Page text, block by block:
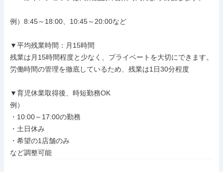
例）8:45～18:00、10:45～20:00など
▼平均残業時間：月15時間
残業は月15時間程度と少なく、プライベートを大切にできます。
労働時間の管理を徹底しているため、残業は1日30分程度
▼育児休業取得後、時短勤務OK
例）
・10:00～17:00の勤務
・土日休み
・希望の1店舗のみ
など調整可能